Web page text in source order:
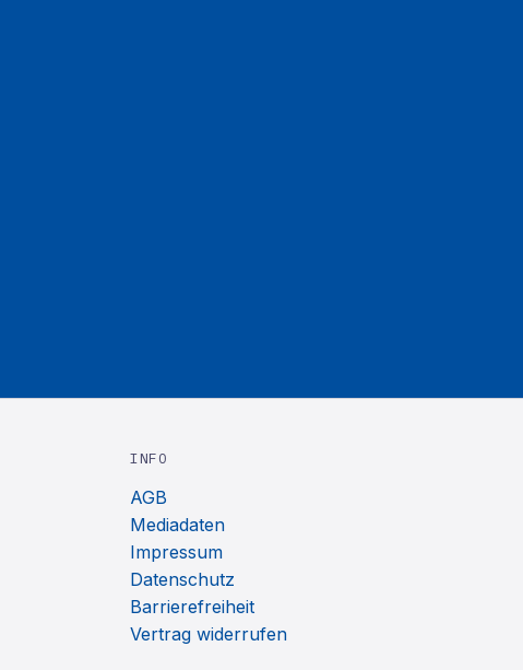
INFO
AGB
Mediadaten
Impressum
Datenschutz
Barrierefreiheit
Vertrag widerrufen